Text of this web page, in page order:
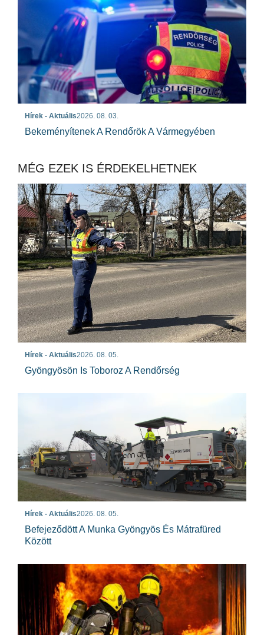
Hírek - Aktuális2026. 08. 03.
Bekeményítenek A Rendőrök A Vármegyében
MÉG EZEK IS ÉRDEKELHETNEK
Hírek - Aktuális2026. 08. 05.
Gyöngyösön Is Toboroz A Rendőrség
Hírek - Aktuális2026. 08. 05.
Befejeződött A Munka Gyöngyös És Mátrafüred
Között